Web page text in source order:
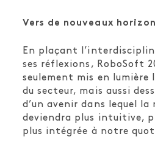
Vers de nouveaux
En plaçant
ses réflexions, RoboSoft
seulement mis en lumière
du secteur, mais aussi
d’un avenir dans lequel la
deviendra plus intuitive,
plus intégrée à notre